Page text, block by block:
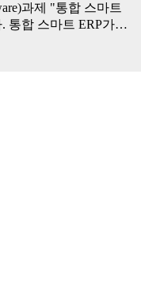
과제 "통합 스마트
통합 스마트 ERP가…